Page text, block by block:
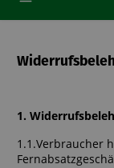
1.
1.1.Verbraucher